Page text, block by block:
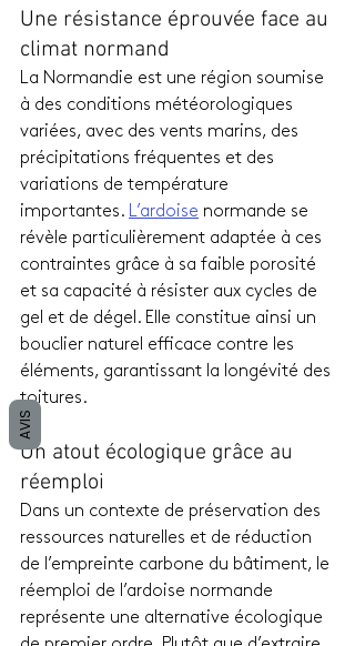
Une résistance éprouvée face au
climat normand
La Normandie est une région soumise
à des conditions météorologiques
variées, avec des vents marins, des
précipitations fréquentes et des
variations de température
importantes. L’ardoise normande se
révèle particulièrement adaptée à ces
contraintes grâce à sa faible porosité
et sa capacité à résister aux cycles de
gel et de dégel. Elle constitue ainsi un
bouclier naturel efficace contre les
éléments, garantissant la longévité des
toitures.
Un atout écologique grâce au
réemploi
Dans un contexte de préservation des
ressources naturelles et de réduction
de l’empreinte carbone du bâtiment, le
réemploi de l’ardoise normande
représente une alternative écologique
AVIS